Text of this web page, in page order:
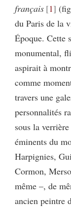
français 1
du Paris de la
Époque. Cette
monumental,
aspirait à
comme
travers une
personnalités
sous la
éminents du
Harpignies,
Cormon,
même –, de
ancien peintre